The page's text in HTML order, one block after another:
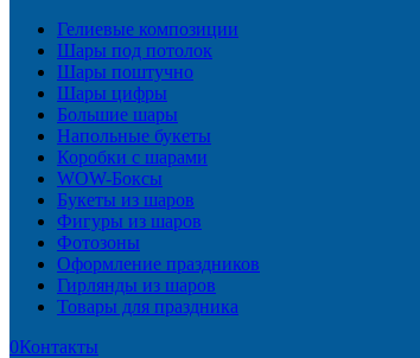
Гелиевые композиции
Шары под потолок
Шары поштучно
Шары цифры
Большие шары
Напольные букеты
Коробки с шарами
WOW-Боксы
Букеты из шаров
Фигуры из шаров
Фотозоны
Оформление праздников
Гирлянды из шаров
Товары для праздника
0Контакты